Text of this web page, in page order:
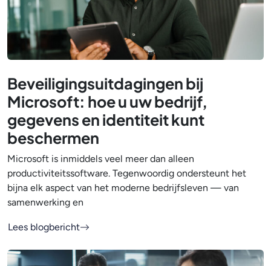
Beveiligingsuitdagingen bij
Microsoft: hoe u uw bedrijf,
gegevens en identiteit kunt
beschermen
Microsoft is inmiddels veel meer dan alleen
productiviteitssoftware. Tegenwoordig ondersteunt het
bijna elk aspect van het moderne bedrijfsleven — van
samenwerking en
Lees blogbericht